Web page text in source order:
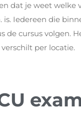
dat je weet welke
Iedereen die
cursus volgen.
verschilt per locatie.